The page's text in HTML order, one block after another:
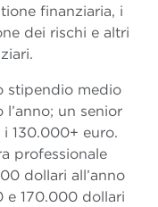
finanziaria, i
dei rischi e altri
stipendio medio
un senior
130.000+ euro.
professionale
dollari all’anno
e 170.000 dollari